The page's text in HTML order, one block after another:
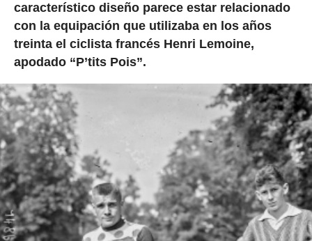
característico diseño parece estar relacionado
con la equipación que utilizaba en los años
treinta el ciclista francés Henri Lemoine,
apodado “P’tits Pois”.